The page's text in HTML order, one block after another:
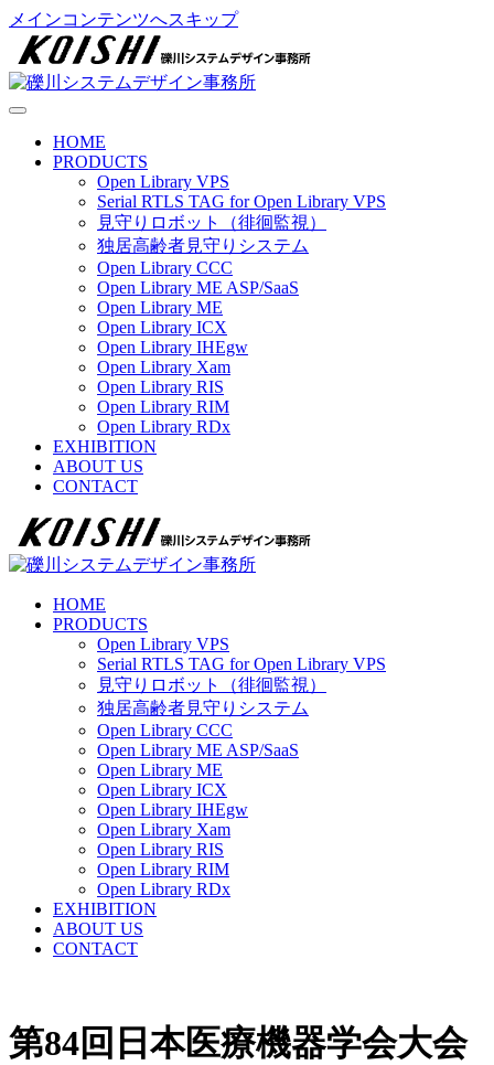
メインコンテンツへスキップ
HOME
PRODUCTS
Open Library VPS
Serial RTLS TAG for Open Library VPS
見守りロボット（徘徊監視）
独居高齢者見守りシステム
Open Library CCC
Open Library ME ASP/SaaS
Open Library ME
Open Library ICX
Open Library IHEgw
Open Library Xam
Open Library RIS
Open Library RIM
Open Library RDx
EXHIBITION
ABOUT US
CONTACT
HOME
PRODUCTS
Open Library VPS
Serial RTLS TAG for Open Library VPS
見守りロボット（徘徊監視）
独居高齢者見守りシステム
Open Library CCC
Open Library ME ASP/SaaS
Open Library ME
Open Library ICX
Open Library IHEgw
Open Library Xam
Open Library RIS
Open Library RIM
Open Library RDx
EXHIBITION
ABOUT US
CONTACT
第84回日本医療機器学会大会